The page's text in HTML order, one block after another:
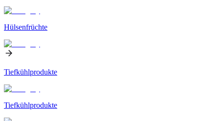
Hülsenfrüchte
Tiefkühlprodukte
Tiefkühlprodukte